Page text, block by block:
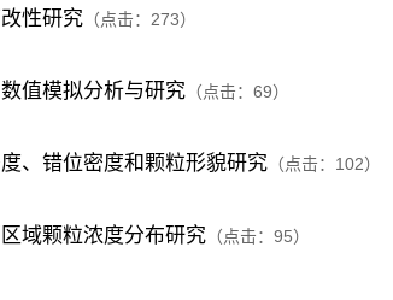
性研究 （点击： 273）
值模拟分析与研究 （点击： 69）
、错位密度和颗粒形貌研究 （点击： 102）
域颗粒浓度分布研究 （点击： 95）